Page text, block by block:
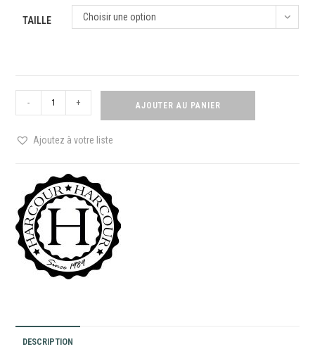
TAILLE Choisir une option
- + AJOUTER AU PANIER
Ajoutez à votre liste
DESCRIPTION